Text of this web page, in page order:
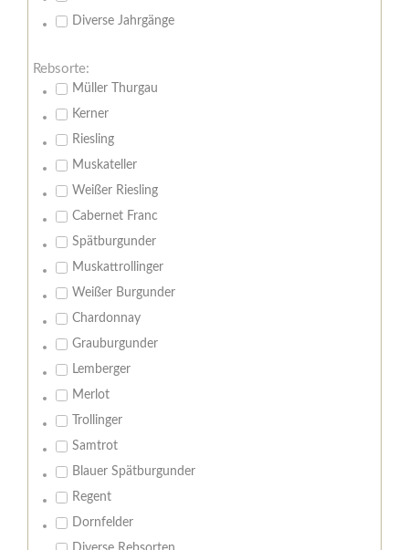
Diverse Jahrgänge
Rebsorte:
Müller Thurgau
Kerner
Riesling
Muskateller
Weißer Riesling
Cabernet Franc
Spätburgunder
Muskattrollinger
Weißer Burgunder
Chardonnay
Grauburgunder
Lemberger
Merlot
Trollinger
Samtrot
Blauer Spätburgunder
Regent
Dornfelder